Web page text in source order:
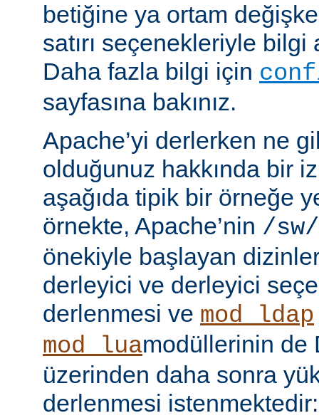
betiğine ya ortam
satırı seçenekleriyle bilgi
Daha fazla bilgi için
sayfasına bakınız.
Apache’yi derlerken ne
olduğunuz hakkında bir
aşağıda tipik bir örneğe
örnekte, Apache’nin /
önekiyle başlayan
derleyici ve derleyici
derlenmesi ve mod_ldap
mod_luamodüllerinin de
üzerinden daha sonra
derlenmesi istenmektedir: